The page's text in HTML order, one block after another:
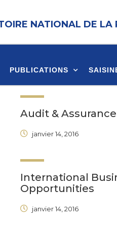
NATIONAL DE LA
PUBLICATIONS
Audit & Assurance
janvier 14, 2016
International
Opportunities
janvier 14, 2016